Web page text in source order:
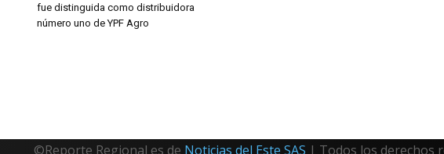
fue distinguida como distribuidora
número uno de YPF Agro
©Reporte Regional es de Noticias del Este SAS | Todos los derechos